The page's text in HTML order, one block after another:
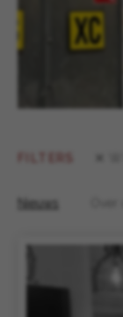
Nieuws